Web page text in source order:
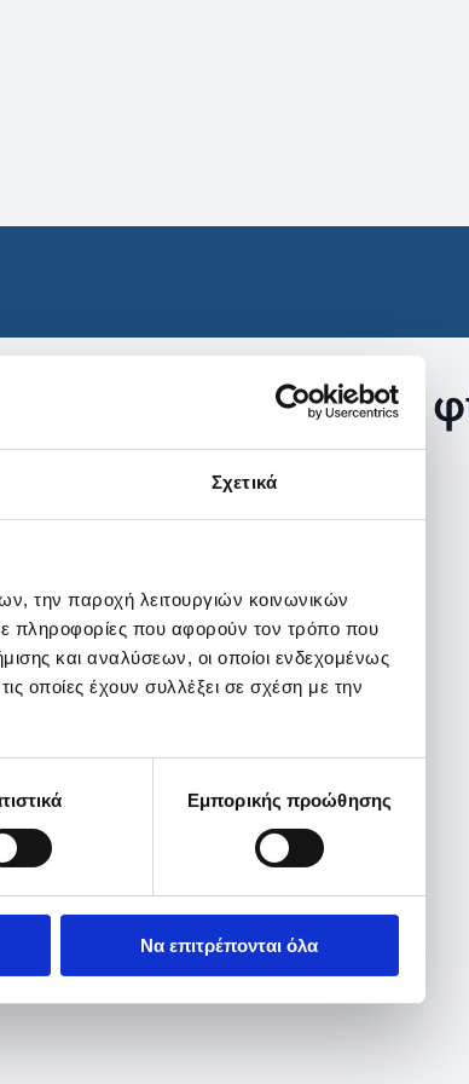
Σχετικά
την παροχή λειτουργιών κοινωνικών
πληροφορίες που αφορούν τον τρόπο που
και αναλύσεων, οι οποίοι ενδεχομένως
οποίες έχουν συλλέξει σε σχέση με την
Εμπορικής προώθησης
Να επιτρέπονται όλα
τα συγκεκριμένα